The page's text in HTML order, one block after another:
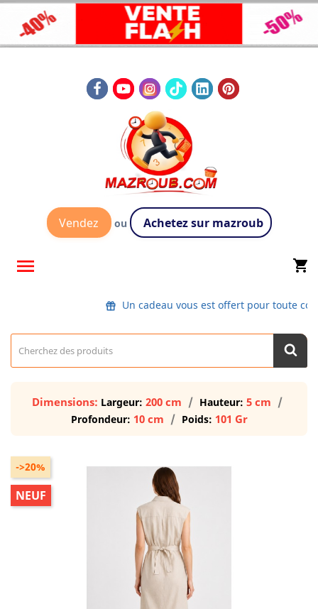
Vendez ou Achetez sur mazroub
 shopping_cart
Un cadeau vous est offert pour toute
Dimensions: Largeur: 200 cm Hauteur: 5 cm
Profondeur: 10 cm Poids: 101 Gr
->20%
NEUF